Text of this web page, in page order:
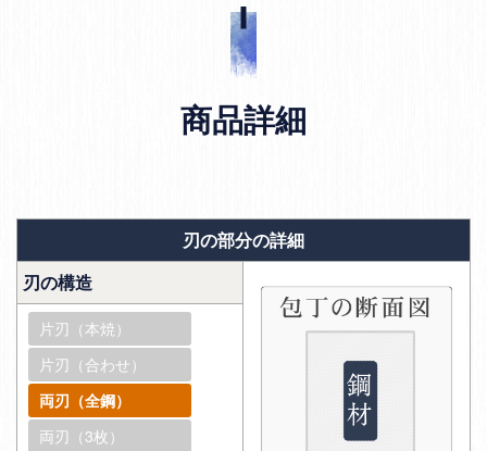
商品詳細
刃の部分の詳細
刃の構造
片刃（本焼）
片刃（合わせ）
両刃（全鋼）
両刃（3枚）